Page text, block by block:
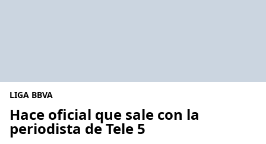
LIGA BBVA
Hace oficial que sale con la
periodista de Tele 5